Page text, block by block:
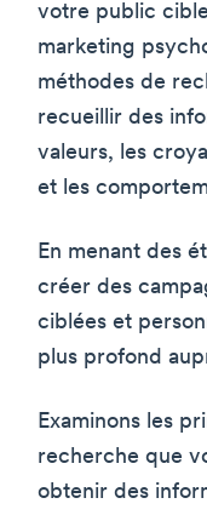
votre public
marketing
méthodes de
recueillir des
valeurs, les
et les
En menant des
créer des
ciblées et
plus profond
Examinons les
recherche que
obtenir des